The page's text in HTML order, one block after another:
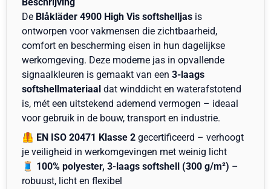
De Blåkläder 4900 High Vis softshelljas is
ontworpen voor vakmensen die zichtbaarheid,
comfort en bescherming eisen in hun dagelijkse
werkomgeving. Deze moderne jas in opvallende
signaalkleuren is gemaakt van een 3-laags
softshellmateriaal dat winddicht en waterafstotend
is, mét een uitstekend ademend vermogen – ideaal
voor gebruik in de bouw, transport en industrie.
🦺 EN ISO 20471 Klasse 2 gecertificeerd – verhoogt
je veiligheid in werkomgevingen met weinig licht
🧵 100% polyester, 3-laags softshell (300 g/m²) –
robuust, licht en flexibel